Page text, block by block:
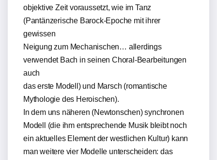
objektive Zeit voraussetzt, wie im Tanz
(Pantänzerische Barock-Epoche mit ihrer
gewissen
Neigung zum Mechanischen… allerdings
verwendet Bach in seinen Choral-Bearbeitungen
auch
das erste Modell) und Marsch (romantische
Mythologie des Heroischen).
In dem uns näheren (Newtonschen) synchronen
Modell (die ihm entsprechende Musik bleibt noch
ein aktuelles Element der westlichen Kultur) kann
man weitere vier Modelle unterscheiden: das